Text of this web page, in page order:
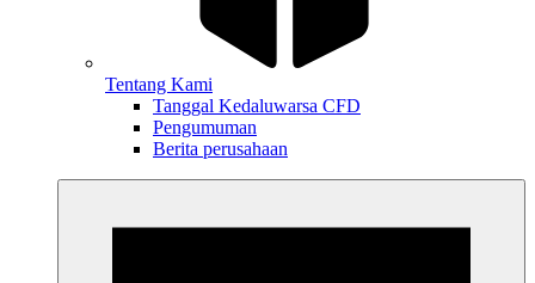
Tentang Kami
Tanggal Kedaluwarsa CFD
Pengumuman
Berita perusahaan